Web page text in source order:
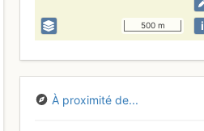
500 m i
À proximité de...